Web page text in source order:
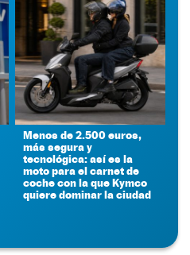
Menos de 2.500 euros,
más segura y
tecnológica: así es la
moto para el carnet de
coche con la que Kymco
quiere dominar la ciudad